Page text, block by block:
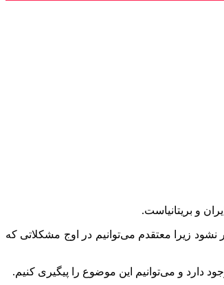
و بریتانیاست.
زیرا معتقدم می‌توانیم در اوج مشکلاتی که
دارد و می‌توانیم این موضوع را پیگیری کنیم.